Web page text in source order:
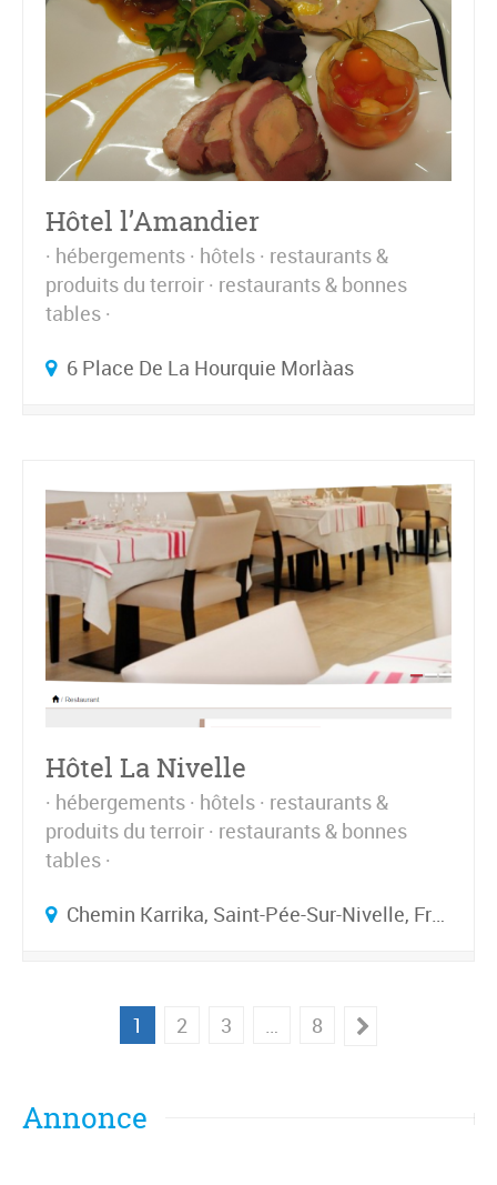
Hôtel l’Amandier
hébergements hôtels restaurants &
produits du terroir restaurants & bonnes
tables
6 Place De La Hourquie Morlàas
Hôtel La Nivelle
hébergements hôtels restaurants &
produits du terroir restaurants & bonnes
tables
Chemin Karrika, Saint-Pée-Sur-Nivelle, France
1 2 3 … 8
Annonce